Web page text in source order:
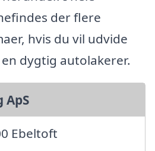
der flere
hvis du vil udvide
dygtig autolakerer.
ApS
Ebeltoft